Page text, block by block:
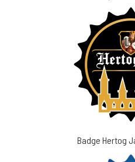
Badge Hertog